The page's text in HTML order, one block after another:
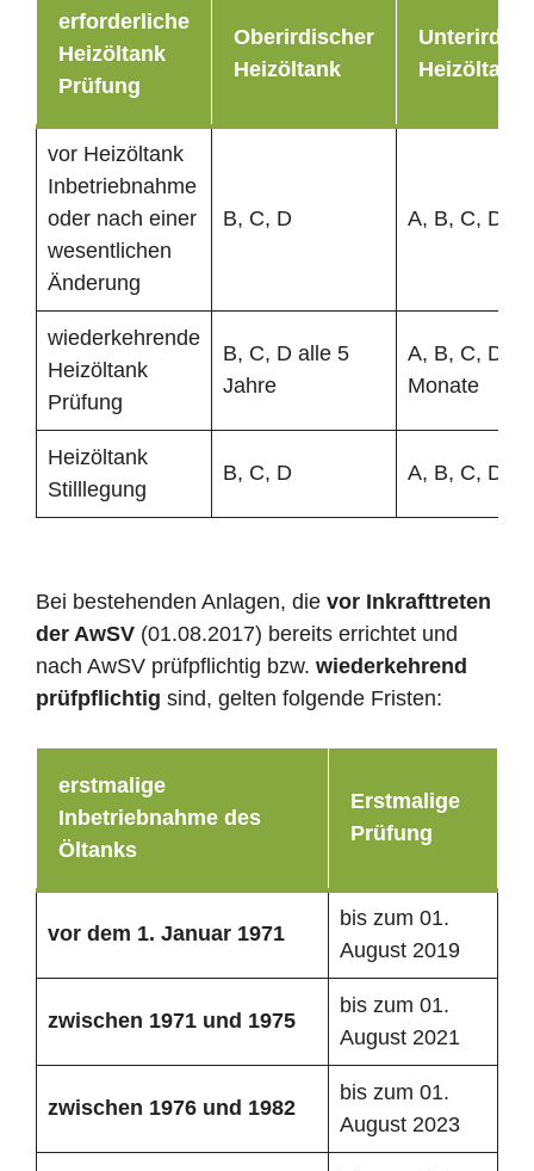
erforderliche
Heizöltank
Prüfung
Oberirdischer
Heizöltank
Heizöltank
vor Heizöltank
Inbetriebnahme
oder nach einer
wesentlichen
Änderung
B, C, D A, B, C, D
wiederkehrende
Heizöltank
Prüfung
B, C, D alle 5
Jahre
A, B, C, D
Monate
Heizöltank
Stilllegung
B, C, D A, B, C, D
Bei bestehenden Anlagen, die vor Inkrafttreten
der AwSV (01.08.2017) bereits errichtet und
nach AwSV prüfpflichtig bzw. wiederkehrend
prüfpflichtig sind, gelten folgende Fristen:
erstmalige
Inbetriebnahme des
Öltanks
Erstmalige
Prüfung
vor dem 1. Januar 1971
bis zum 01.
August 2019
zwischen 1971 und 1975
bis zum 01.
August 2021
zwischen 1976 und 1982
bis zum 01.
August 2023